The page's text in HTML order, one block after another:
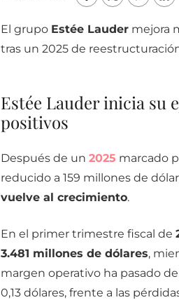
El grupo Estée Laudermejora
tras un 2025 de
Estée Lauder inicia su
positivos
Después de un 2025 marcado
reducido a 159 millones de
vuelve al crecimiento.
En el primer trimestre fiscal de
3.481 millones de dólares,
margen operativo ha pasado
0,13 dólares, frente a las